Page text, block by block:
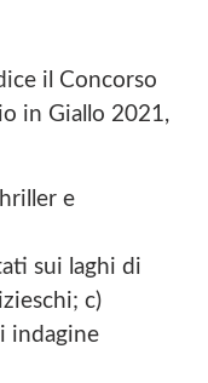
il Concorso
in Giallo 2021,
e
sui laghi di
c)
indagine